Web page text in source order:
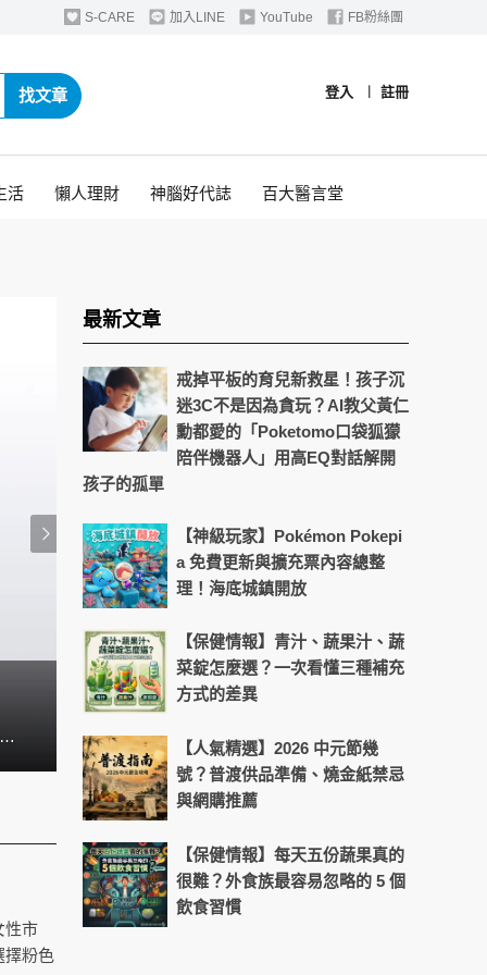
S-CARE 加入LINE YouTube FB粉絲團
登入 註冊
找文章
活 懶人理財 神腦好代誌 百大醫言堂
Google Pixel 10 系列終於隆重登場，為智慧型手機的 AI 功能開啟了全新時代。這次的 Pixel 10 系列不僅是 Google 十年來最大的一次效能躍進，更整合了創新的功能、突破性的 AI 技術、更強大的硬體與精緻的設計，準備好成為你處理日常大小事最得力的智慧夥伴，讓你以更輕鬆、更有效率的方式迎接每一天。
熱浪來襲不出門! Switch2陪你宅
性市
擇粉色
最新文章
戒掉平板的育兒新救星！孩子沉
迷3C不是因為貪玩？AI教父黃仁
勳都愛的「Poketomo口袋狐獴
陪伴機器人」用高EQ對話解開
孩子的孤單
【神級玩家】Pokémon Pokepi
a 免費更新與擴充票內容總整
理！海底城鎮開放
【保健情報】青汁、蔬果汁、蔬
菜錠怎麼選？一次看懂三種補充
方式的差異
【人氣精選】2026 中元節幾
號？普渡供品準備、燒金紙禁忌
與網購推薦
【保健情報】每天五份蔬果真的
很難？外食族最容易忽略的 5 個
飲食習慣